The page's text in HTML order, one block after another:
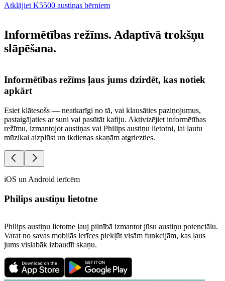
Atklājiet K5500 austiņas bērniem
Informētības režīms. Adaptīvā trokšņu
slāpēšana.
Informētības režīms ļaus jums dzirdēt, kas notiek
apkārt
Esiet klātesošs — neatkarīgi no tā, vai klausāties paziņojumus,
pastaigājaties ar suni vai pasūtāt kafiju. Aktivizējiet informētības
režīmu, izmantojot austiņas vai Philips austiņu lietotni, lai ļautu
mūzikai aizplūst un ikdienas skaņām atgriezties.
iOS un Android ierīcēm
Philips austiņu lietotne
Philips austiņu lietotne ļauj pilnībā izmantot jūsu austiņu potenciālu.
Varat no savas mobilās ierīces piekļūt visām funkcijām, kas ļaus
jums vislabāk izbaudīt skaņu.